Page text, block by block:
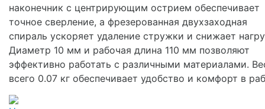
наконечник с центрирующим острием обеспечивает
точное сверление, а фрезерованная двухзаходная
спираль ускоряет удаление стружки и снижает
Диаметр 10 мм и рабочая длина 110 мм позволяют
эффективно работать с различными материалами.
всего 0.07 кг обеспечивает удобство и комфорт в